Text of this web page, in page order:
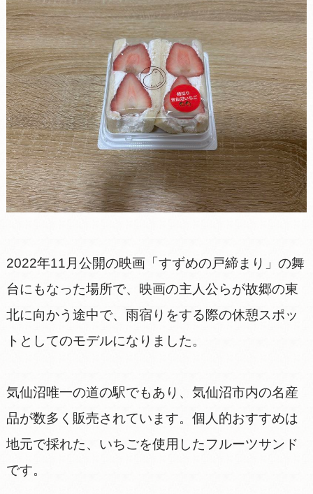
2022年11月公開の映画「すずめの戸締まり」の舞
台にもなった場所で、映画の主人公らが故郷の東
北に向かう途中で、雨宿りをする際の休憩スポッ
トとしてのモデルになりました。
気仙沼唯一の道の駅でもあり、気仙沼市内の名産
品が数多く販売されています。個人的おすすめは
地元で採れた、いちごを使用したフルーツサンド
です。